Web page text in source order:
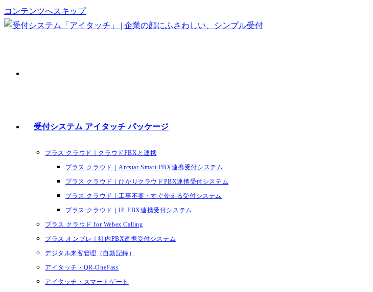
コンテンツへスキップ
受付システム アイタッチ パッケージ
プラス クラウド｜クラウドPBXと連携
プラス クラウド｜Arcstar Smart PBX連携受付システム
プラス クラウド｜ひかりクラウドPBX連携受付システム
プラス クラウド｜工事不要・すぐ使える受付システム
プラス クラウド｜IP-PBX連携受付システム
プラス クラウド for Webex Calling
プラス オンプレ｜社内PBX連携受付システム
デジタル来客管理（自動記録）
アイタッチ・QR-OnePass
アイタッチ・スマートゲート